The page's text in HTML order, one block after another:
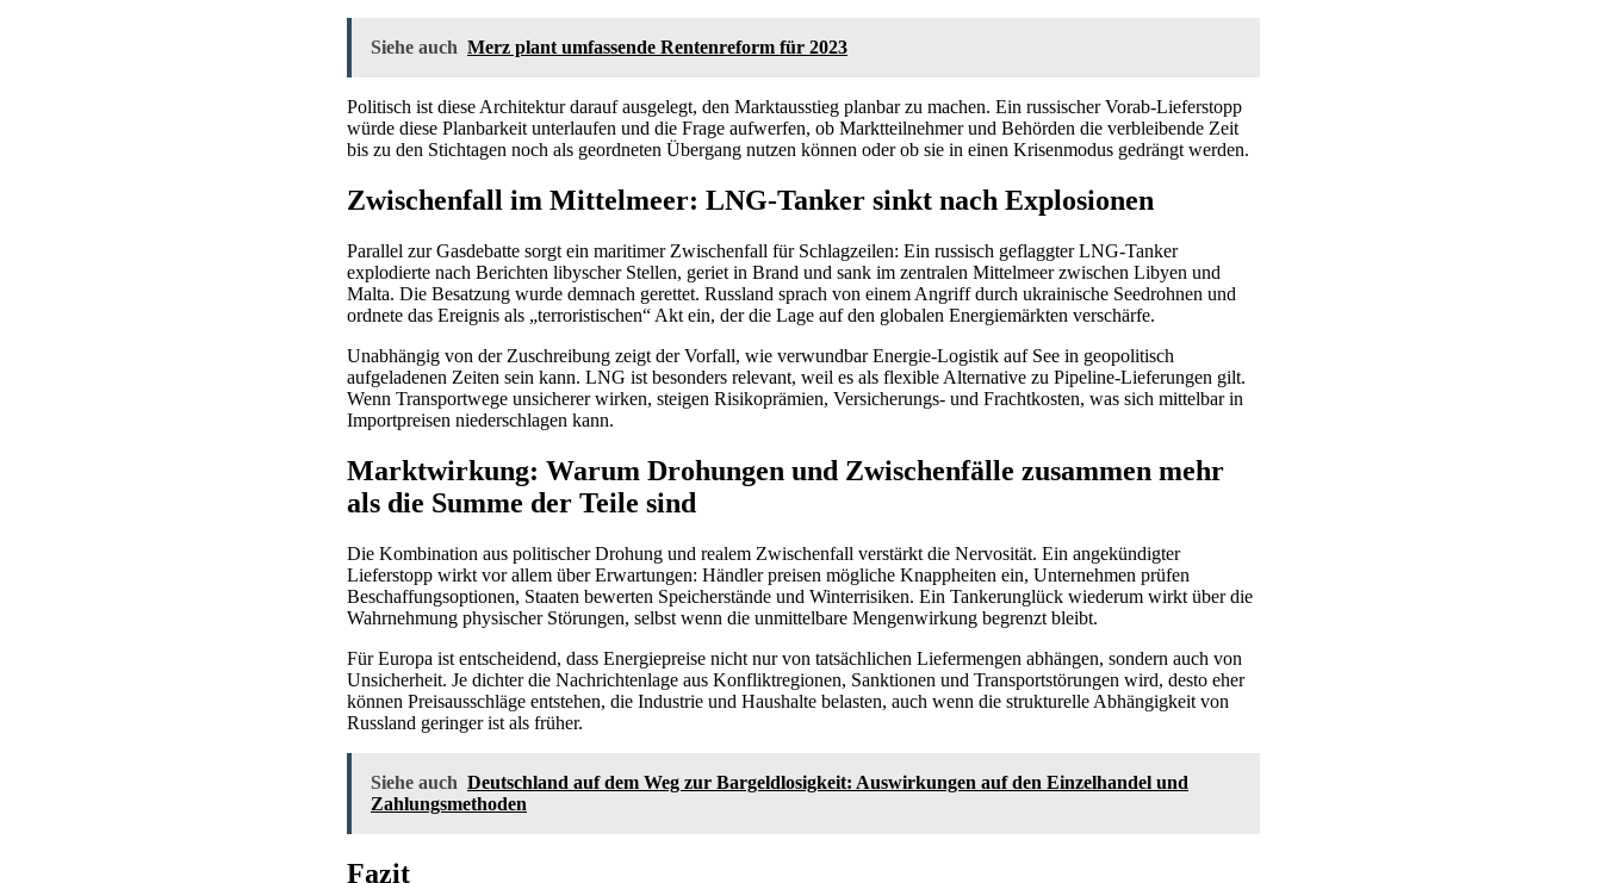
Siehe auch Merz plant umfassende Rentenreform für 2023
Politisch ist diese Architektur darauf ausgelegt, den Marktausstieg planbar zu machen. Ein russischer Vorab-Lieferstopp
würde diese Planbarkeit unterlaufen und die Frage aufwerfen, ob Marktteilnehmer und Behörden die verbleibende Zeit
bis zu den Stichtagen noch als geordneten Übergang nutzen können oder ob sie in einen Krisenmodus gedrängt werden.
Zwischenfall im Mittelmeer: LNG-Tanker sinkt nach Explosionen
Parallel zur Gasdebatte sorgt ein maritimer Zwischenfall für Schlagzeilen: Ein russisch geflaggter LNG-Tanker
explodierte nach Berichten libyscher Stellen, geriet in Brand und sank im zentralen Mittelmeer zwischen Libyen und
Malta. Die Besatzung wurde demnach gerettet. Russland sprach von einem Angriff durch ukrainische Seedrohnen und
ordnete das Ereignis als „terroristischen“ Akt ein, der die Lage auf den globalen Energiemärkten verschärfe.
Unabhängig von der Zuschreibung zeigt der Vorfall, wie verwundbar Energie-Logistik auf See in geopolitisch
aufgeladenen Zeiten sein kann. LNG ist besonders relevant, weil es als flexible Alternative zu Pipeline-Lieferungen gilt.
Wenn Transportwege unsicherer wirken, steigen Risikoprämien, Versicherungs- und Frachtkosten, was sich mittelbar in
Importpreisen niederschlagen kann.
Marktwirkung: Warum Drohungen und Zwischenfälle zusammen mehr
als die Summe der Teile sind
Die Kombination aus politischer Drohung und realem Zwischenfall verstärkt die Nervosität. Ein angekündigter
Lieferstopp wirkt vor allem über Erwartungen: Händler preisen mögliche Knappheiten ein, Unternehmen prüfen
Beschaffungsoptionen, Staaten bewerten Speicherstände und Winterrisiken. Ein Tankerunglück wiederum wirkt über die
Wahrnehmung physischer Störungen, selbst wenn die unmittelbare Mengenwirkung begrenzt bleibt.
Für Europa ist entscheidend, dass Energiepreise nicht nur von tatsächlichen Liefermengen abhängen, sondern auch von
Unsicherheit. Je dichter die Nachrichtenlage aus Konfliktregionen, Sanktionen und Transportstörungen wird, desto eher
können Preisausschläge entstehen, die Industrie und Haushalte belasten, auch wenn die strukturelle Abhängigkeit von
Russland geringer ist als früher.
Siehe auch Deutschland auf dem Weg zur Bargeldlosigkeit: Auswirkungen auf den Einzelhandel und
Zahlungsmethoden
Fazit